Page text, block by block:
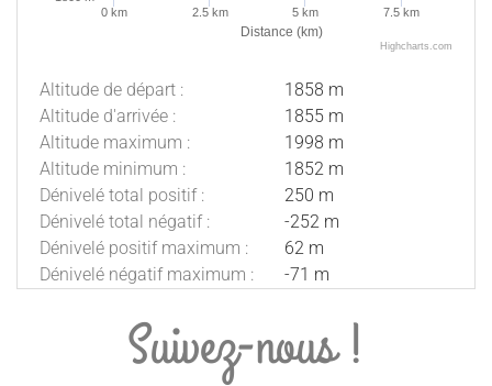
Distance (km)
0 km 2.5 km 5 km 7.5 km
Highcharts.com
Altitude de départ :
1858 m
Altitude d'arrivée :
1855 m
Altitude maximum :
1998 m
Altitude minimum :
1852 m
Dénivelé total positif :
250 m
Dénivelé total négatif :
-252 m
Dénivelé positif maximum :
62 m
Dénivelé négatif maximum :
-71 m
Suivez-nous !